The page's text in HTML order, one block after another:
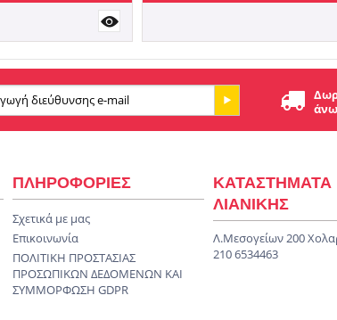
ΠΛΗΡΟΦΟΡΙΕΣ
Σχετικά με μας
Επικοινωνία
ΠΟΛΙΤΙΚΗ ΠΡΟΣΤΑΣΙΑΣ
ΠΡΟΣΩΠΙΚΩΝ ΔΕΔΟΜΕΝΩΝ KAI
ΣΥΜΜΟΡΦΩΣΗ GDPR
ΚΑΤΑΣΤΗΜΑΤΑ
ΛΙΑΝΙΚΗΣ
Λ.Μεσογείων 200
210 6534463